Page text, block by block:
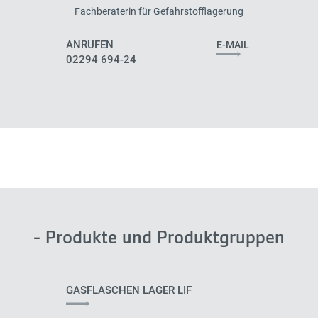
Fachberaterin für Gefahrstofflagerung
ANRUFEN
02294 694-24
E-MAIL
- Produkte und Produktgruppen
GASFLASCHEN LAGER LIF